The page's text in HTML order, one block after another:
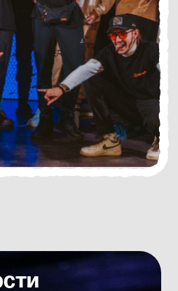
с командой
где есть
для игры
в киберспорте.
Высоты